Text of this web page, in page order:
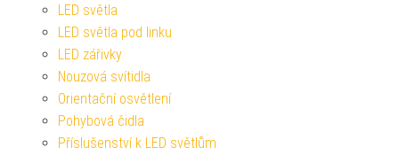
LED světla
LED světla pod linku
LED zářivky
Nouzová svítidla
Orientační osvětlení
Pohybová čidla
Příslušenství k LED světlům